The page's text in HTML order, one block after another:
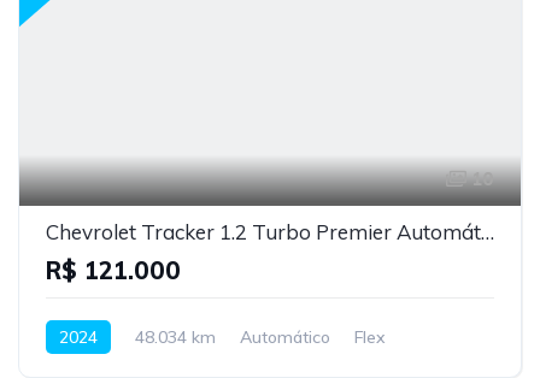
10
Chevrolet Tracker 1.2 Turbo Premier Automático 2024
R$ 121.000
2024 48.034 km Automático Flex